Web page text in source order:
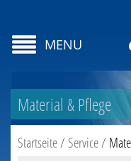
MENU
Material & Pflege
Startseite/ Service/